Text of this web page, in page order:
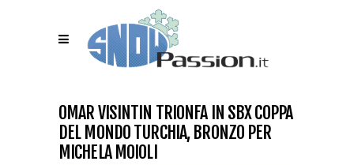
OMAR VISINTIN TRIONFA IN SBX COPPA
DEL MONDO TURCHIA, BRONZO PER
MICHELA MOIOLI